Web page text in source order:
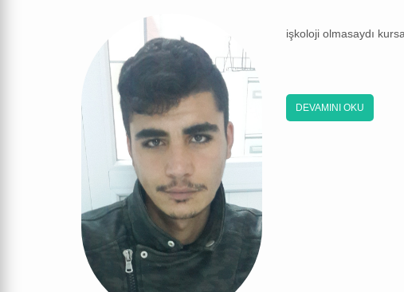
işkoloji olmasaydı
DEVAMINI OKU